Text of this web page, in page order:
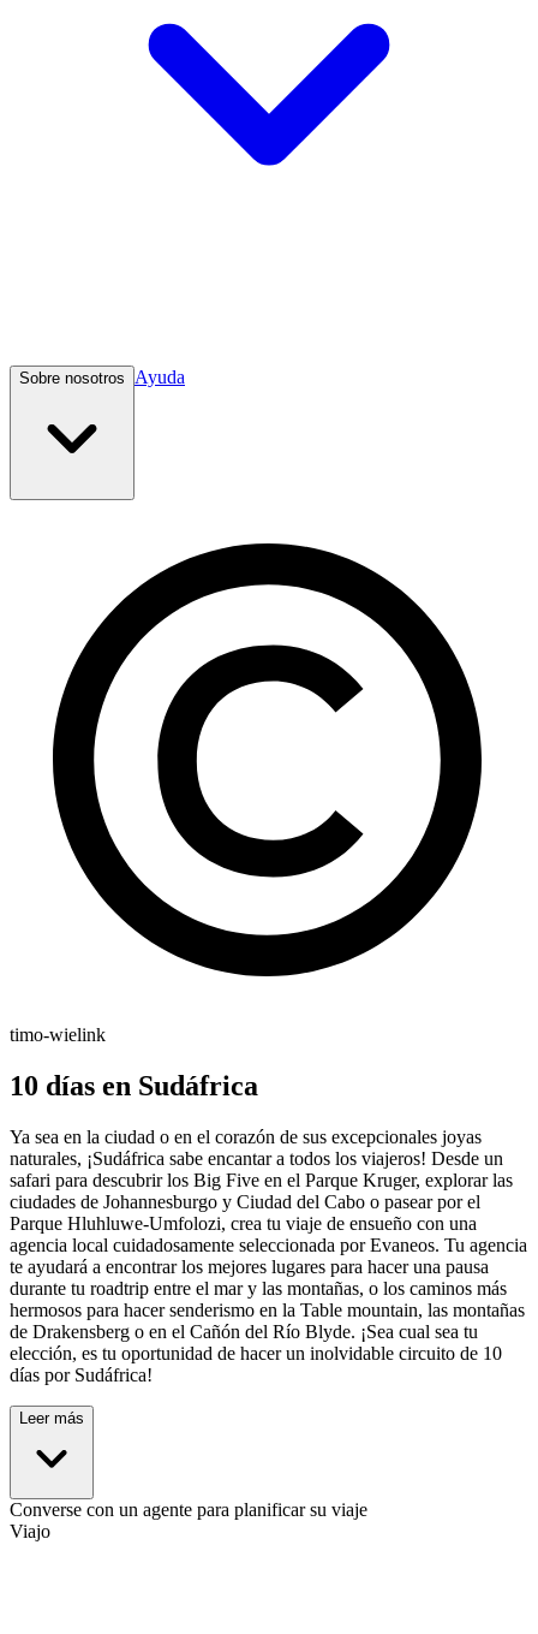
Sobre nosotros Ayuda
timo-wielink
10 días en Sudáfrica
Ya sea en la ciudad o en el corazón de sus excepcionales joyas
naturales, ¡Sudáfrica sabe encantar a todos los viajeros! Desde un
safari para descubrir los Big Five en el Parque Kruger, explorar las
ciudades de Johannesburgo y Ciudad del Cabo o pasear por el
Parque Hluhluwe-Umfolozi, crea tu viaje de ensueño con una
agencia local cuidadosamente seleccionada por Evaneos. Tu agencia
te ayudará a encontrar los mejores lugares para hacer una pausa
durante tu roadtrip entre el mar y las montañas, o los caminos más
hermosos para hacer senderismo en la Table mountain, las montañas
de Drakensberg o en el Cañón del Río Blyde. ¡Sea cual sea tu
elección, es tu oportunidad de hacer un inolvidable circuito de 10
días por Sudáfrica!
Leer más
Converse con un agente para planificar su viaje
Viajo